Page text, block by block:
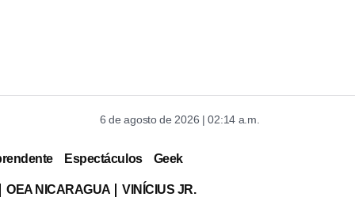
6 de agosto de 2026 | 02:14 a.m.
Espectáculos Geek
OEA NICARAGUA VINÍCIUS JR.